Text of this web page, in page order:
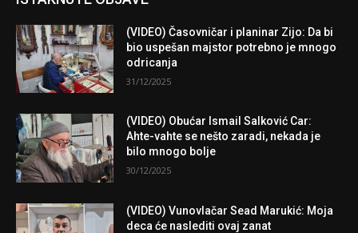
(VIDEO) Časovničar i planinar Zijo: Da bi
bio uspešan majstor potrebno je mnogo
odricanja
31/12/2025
(VIDEO) Obućar Ismail Salković Car:
Ahte-vahte se nešto zaradi, nekada je
bilo mnogo bolje
30/12/2025
(VIDEO) Vunovlačar Sead Marukić: Moja
deca će naslediti ovaj zanat